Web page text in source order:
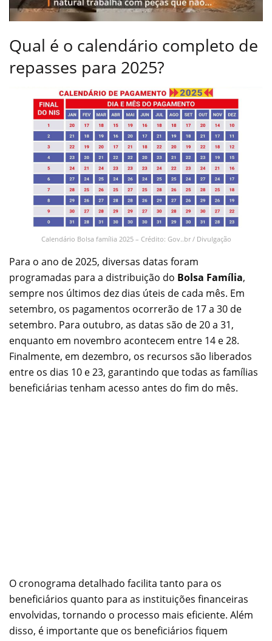
Qual é o calendário completo de
repasses para 2025?
Calendário Bolsa família 2025 – Crédito: Gov..br / Divulgação
Para o ano de 2025, diversas datas foram
programadas para a distribuição do Bolsa Família,
sempre nos últimos dez dias úteis de cada mês. Em
setembro, os pagamentos ocorrerão de 17 a 30 de
setembro. Para outubro, as datas são de 20 a 31,
enquanto em novembro acontecem entre 14 e 28.
Finalmente, em dezembro, os recursos são liberados
entre os dias 10 e 23, garantindo que todas as famílias
beneficiárias tenham acesso antes do fim do mês.
O cronograma detalhado facilita tanto para os
beneficiários quanto para as instituições financeiras
envolvidas, tornando o processo mais eficiente. Além
disso, é importante que os beneficiários fiquem